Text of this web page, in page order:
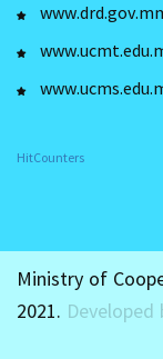
HitCounters
Ministry of
2021. Developed